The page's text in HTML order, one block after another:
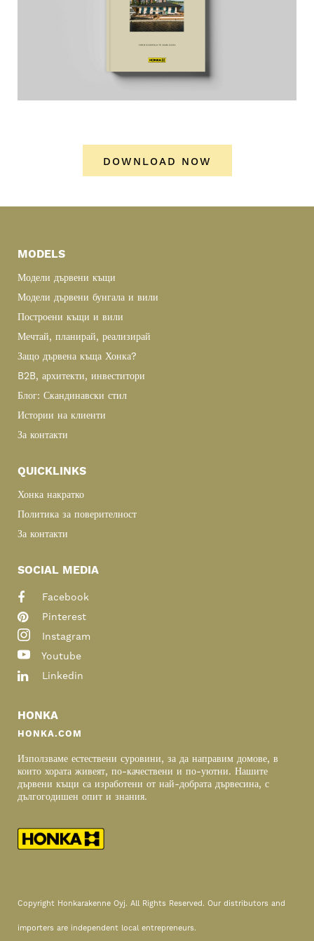
DOWNLOAD NOW
Sidebar
MODELS
Модели дървени къщи
Модели дървени бунгала и вили
Построени къщи и вили
Мечтай, планирай, реализирай
Защо дървена къща Хонка?
B2B, архитекти, инвеститори
Блог: Скандинавски стил
Истории на клиенти
За контакти
QUICKLINKS
Хонка накратко
Политика за поверителност
За контакти
SOCIAL MEDIA
Facebook
Pinterest
Instagram
Youtube
Linkedin
HONKA
HONKA.COM
Използваме естествени суровини, за да направим домове, в
които хората живеят, по-качествени и по-уютни. Нашите
дървени къщи са изработени от най-добрата дървесина, с
дългогодишен опит и знания.
Copyright Honkarakenne Oyj. All Rights Reserved. Our distributors and
importers are independent local entrepreneurs.